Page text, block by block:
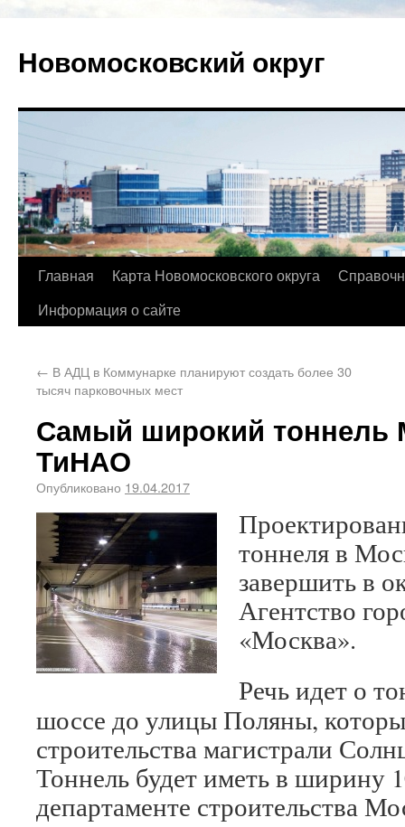
Новомосковский округ
Главная Карта Новомосковского округа
Информация о сайте
← В АДЦ в Коммунарке планируют создать более 30
тысяч парковочных мест
Самый широкий тоннель
ТиНАО
Опубликовано 19.04.2017
тоннеля в
завершить в
Агентство
«Москва».
Речь идет о
шоссе до улицы Поляны,
строительства магистрали
Тоннель будет иметь в ширину
департаменте строительства